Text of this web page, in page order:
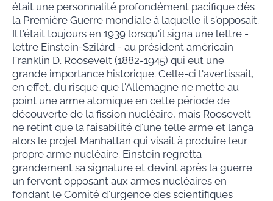
était une personnalité profondément pacifique dès
la Première Guerre mondiale à laquelle il s'opposait.
Il l'était toujours en 1939 lorsqu'il signa une lettre -
lettre Einstein-Szilárd - au président américain
Franklin D. Roosevelt (1882-1945) qui eut une
grande importance historique. Celle-ci l'avertissait,
en effet, du risque que l'Allemagne ne mette au
point une arme atomique en cette période de
découverte de la fission nucléaire, mais Roosevelt
ne retint que la faisabilité d'une telle arme et lança
alors le projet Manhattan qui visait à produire leur
propre arme nucléaire. Einstein regretta
grandement sa signature et devint après la guerre
un fervent opposant aux armes nucléaires en
fondant le Comité d'urgence des scientifiques